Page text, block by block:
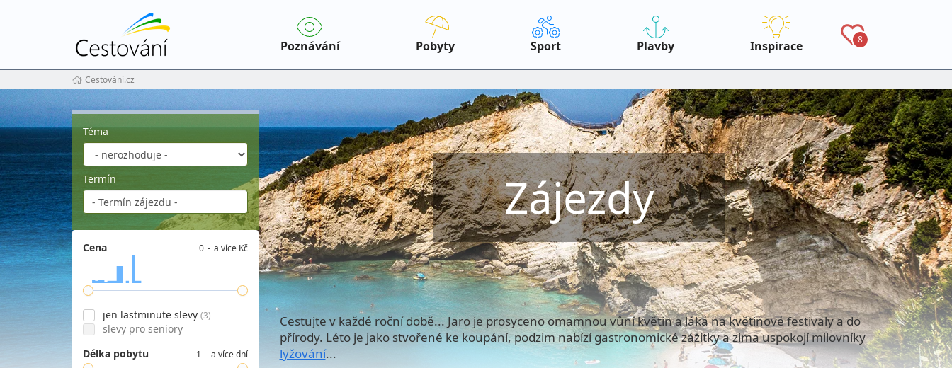
Poznávání Pobyty Sport Plavby Inspirace 8
Cestování.cz
Zájezdy
Téma
Termín
Cena 0 a více Kč
jen lastminute slevy (3)
slevy pro seniory
Délka pobytu
1 a více dní
Cestujte v každé roční době... Jaro je prosyceno omamnou vůní květin a láká na květinové festivaly a do
přírody. Léto je jako stvořené ke koupání, podzim nabízí gastronomické zážitky a zima uspokojí milovníky
lyžování...